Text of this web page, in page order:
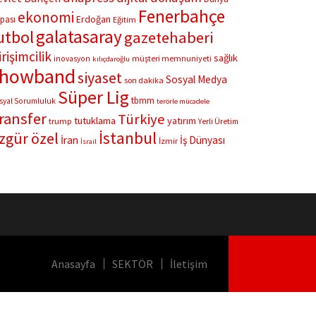
ekonomi Erdoğan Eğitim Fenerbahçe
galatasaraygazetehaberi
inovasyon kılıçdaroğlu müşteri memnuniyeti sağlık
siyaset son dakika Sosyal Medya
Sorumluluk Süper Lig tbmm terörle mücadele
trump tutuklama Türkiye yatırım Yerli Üretim
özel İran İsrail İstanbul İzmir İş Dünyası
Anasayfa SEKTÖR İletişim